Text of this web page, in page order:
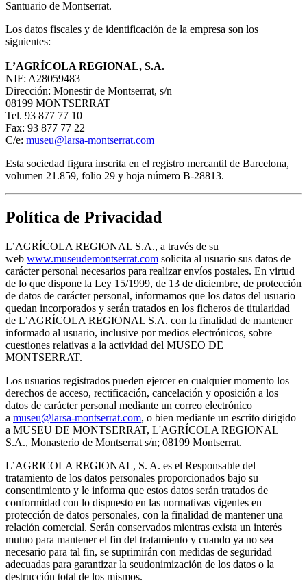
Santuario de Montserrat.
Los datos fiscales y de identificación de la empresa son los
siguientes:
L’AGRÍCOLA REGIONAL, S.A.
NIF: A28059483
Dirección: Monestir de Montserrat, s/n
08199 MONTSERRAT
Tel. 93 877 77 10
Fax: 93 877 77 22
C/e: museu@larsa-montserrat.com
Esta sociedad figura inscrita en el registro mercantil de Barcelona,
volumen 21.859, folio 29 y hoja número B-28813.
Política de Privacidad
L’AGRÍCOLA REGIONAL S.A., a través de su
web www.museudemontserrat.com solicita al usuario sus datos de
carácter personal necesarios para realizar envíos postales. En virtud
de lo que dispone la Ley 15/1999, de 13 de diciembre, de protección
de datos de carácter personal, informamos que los datos del usuario
quedan incorporados y serán tratados en los ficheros de titularidad
de L’AGRÍCOLA REGIONAL S.A. con la finalidad de mantener
informado al usuario, inclusive por medios electrónicos, sobre
cuestiones relativas a la actividad del MUSEO DE
MONTSERRAT.
Los usuarios registrados pueden ejercer en cualquier momento los
derechos de acceso, rectificación, cancelación y oposición a los
datos de carácter personal mediante un correo electrónico
a museu@larsa-montserrat.com, o bien mediante un escrito dirigido
a MUSEU DE MONTSERRAT, L'AGRÍCOLA REGIONAL
S.A., Monasterio de Montserrat s/n; 08199 Montserrat.
L’AGRICOLA REGIONAL, S. A. es el Responsable del
tratamiento de los datos personales proporcionados bajo su
consentimiento y le informa que estos datos serán tratados de
conformidad con lo dispuesto en las normativas vigentes en
protección de datos personales, con la finalidad de mantener una
relación comercial. Serán conservados mientras exista un interés
mutuo para mantener el fin del tratamiento y cuando ya no sea
necesario para tal fin, se suprimirán con medidas de seguridad
adecuadas para garantizar la seudonimización de los datos o la
destrucción total de los mismos.